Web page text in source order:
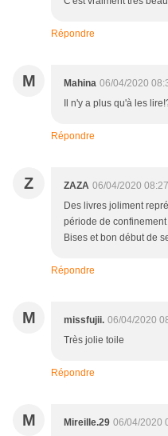
Répondre
M Mahina 06/04/2020
Il n'y a plus qu'à les
Répondre
Z ZAZA 06/04/2020 08:27
Des livres joliment
période de
Bises et bon début de
Répondre
M missfujii. 06/04/2020
Très jolie toile
Répondre
M Mireille.29 06/04/2020